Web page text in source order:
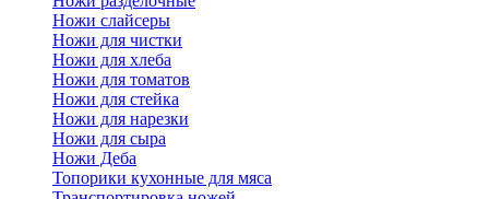
Ножи слайсеры
Ножи для чистки
Ножи для хлеба
Ножи для томатов
Ножи для стейка
Ножи для нарезки
Ножи для сыра
Ножи Деба
Топорики кухонные для мяса